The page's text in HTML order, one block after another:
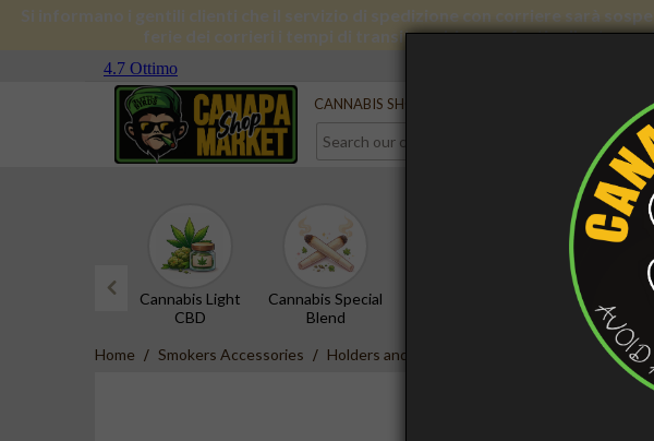
Si informano i gentili clienti che il servizio di spedizione con corriere sarà
ferie dei corrieri i tempi di transito subiranno forti
Serve aiuto?
CANNABIS SHOP
Cannabis Light
CBD
Cannabis Special
Blend
Hashish Special
Blend
Home Smokers Accessories Holders and Trays Glass Ashtray - Alien